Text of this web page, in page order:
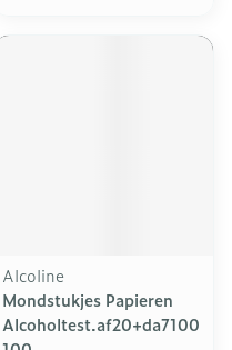
Alcoline
Mondstukjes Papieren
Alcoholtest.af20+da7100